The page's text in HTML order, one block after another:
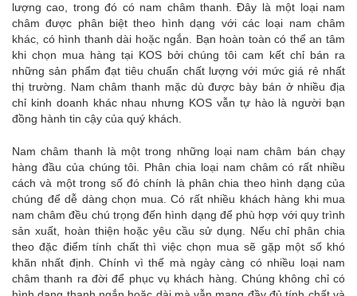
lượng cao, trong đó có nam châm thanh. Đây là một loại nam
châm được phân biệt theo hình dạng với các loại nam châm
khác, có hình thanh dài hoặc ngắn. Bạn hoàn toàn có thể an tâm
khi chọn mua hàng tại KOS bởi chúng tôi cam kết chỉ bán ra
những sản phẩm đạt tiêu chuẩn chất lượng với mức giá rẻ nhất
thị trường. Nam châm thanh mặc dù được bày bán ở nhiều địa
chỉ kinh doanh khác nhau nhưng KOS vẫn tự hào là người bạn
đồng hành tin cậy của quý khách.
Nam châm thanh là một trong những loại nam châm bán chạy
hàng đầu của chúng tôi. Phân chia loại nam châm có rất nhiều
cách và một trong số đó chính là phân chia theo hình dạng của
chúng để dễ dàng chọn mua. Có rất nhiều khách hàng khi mua
nam châm đều chú trọng đến hình dạng để phù hợp với quy trình
sản xuất, hoàn thiện hoặc yêu cầu sử dụng. Nếu chỉ phân chia
theo đặc điểm tính chất thì việc chọn mua sẽ gặp một số khó
khăn nhất định. Chính vì thế mà ngày càng có nhiều loại nam
châm thanh ra đời để phục vụ khách hàng. Chúng không chỉ có